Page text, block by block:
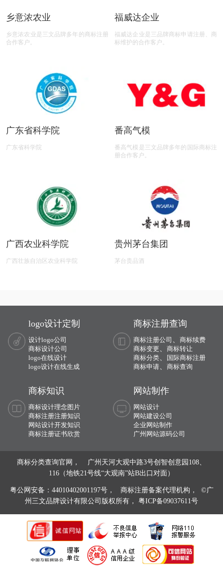
乡意浓农业
乡意浓农业是三文品牌多年的商标注册
合作客户。
福威达企业
福威达企业是三品牌商标申请注册、商
标维护的合作客户。
广东省科学院
广东省科学院
番高气模
番高气模是三文品牌多年的国际商标注
册合作客户。
广西农业科学院
广西壮族自治区农业科学院
贵州茅台集团
茅台贵品酒
logo设计定制
设计logo公司
商标设计公司
logo在线设计
logo设计在线生成
商标注册查询
商标注册公司
商标续费
商标变更
商标转让
商标分类、
国际商标注册
商标申请、 商标查询
商标知识
商标设计理念图片
商标注册注册知识
网站设计开发知识
商标注册证书欣赏
网站制作
网站设计
网站建设公司
企业网站制作
广州网站源码公司
商标分类查询官网， 广州天河大观中路3号创智创意园108、
116（地铁21号线“大观南”站B出口对面）
粤公网安备：44010402001197号，
商标注册备案代理机构， ©广
州三文品牌设计有限公司版权所有， 粤ICP备09037611号